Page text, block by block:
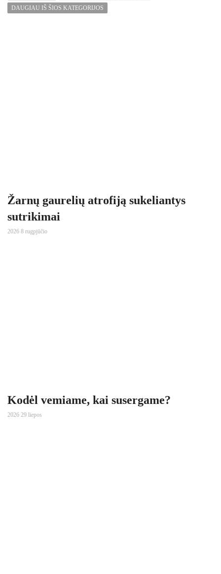
DAUGIAU IŠ ŠIOS KATEGORIJOS
Žarnų gaurelių atrofiją sukeliantys
sutrikimai
2026 8 rugpjūčio
Kodėl vemiame, kai susergame?
2026 29 liepos